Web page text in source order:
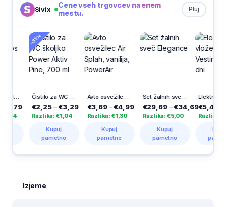
Sivix Ptuj
Cene vseh trgovcev na enem
mestu.
-31%
Čistilo za WC školjko Power Aktiv Pine, 700 ml
€2,25 –€3,29
Razlika: €1,04
Kupuj
pametno
Avto osvežilec Air Splah, vanilija, PowerAir
€3,69 –€4,99
Razlika: €1,30
Kupuj
pametno
Set žalnih sveč Elegance
€29,69 –€34,69
Razlika: €5,00
Kupuj
pametno
€5,45 –
Razlika: €4,53
Kupuj
pametno
Izjeme